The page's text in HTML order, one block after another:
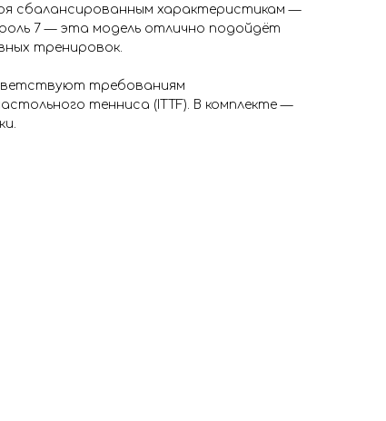
сбалансированным характеристикам —
7 — эта модель отлично подойдёт
тренировок.
требованиям
тенниса (ITTF). В комплекте —